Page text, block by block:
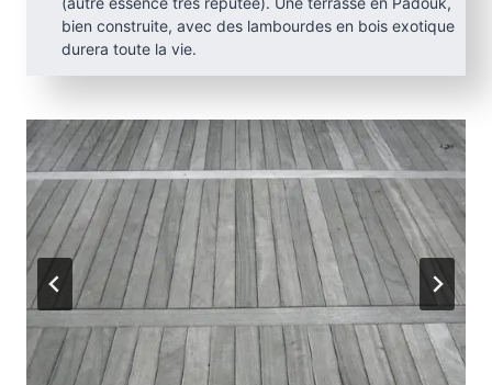
bien construite, avec des lambourdes en bois exotique
durera toute la vie.